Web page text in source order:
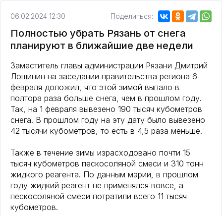
06.02.2024 12:30 Поделиться:
Полностью убрать Рязань от снега
планируют в ближайшие две недели
Заместитель главы администрации Рязани Дмитрий
Лощинин на заседании правительства региона 6
февраля доложил, что этой зимой выпало в
полтора раза больше снега, чем в прошлом году.
Так, на 1 февраля вывезено 190 тысяч кубометров
снега. В прошлом году на эту дату было вывезено
42 тысячи кубометров, то есть в 4,5 раза меньше.
Также в течение зимы израсходовано почти 15
тысяч кубометров пескосоляной смеси и 310 тонн
жидкого реагента. По данным мэрии, в прошлом
году жидкий реагент не применялся вовсе, а
пескосоляной смеси потратили всего 11 тысяч
кубометров.